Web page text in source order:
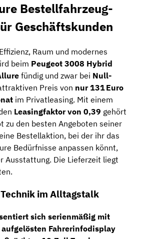
Bestellfahrzeug-
Geschäftskunden
Raum und modernes
beim Peugeot 3008 Hybrid
fündig und zwar bei Null-
Preis von nur 131 Euro
im Privatleasing. Mit einem
Leasingfaktor von 0,39 gehört
zu den besten Angeboten seiner
Bestellaktion, bei der ihr das
Bedürfnisse anpassen könnt,
Ausstattung. Die Lieferzeit liegt
im Alltagstalk
sich serienmäßig mit
Fahrerinfodisplay